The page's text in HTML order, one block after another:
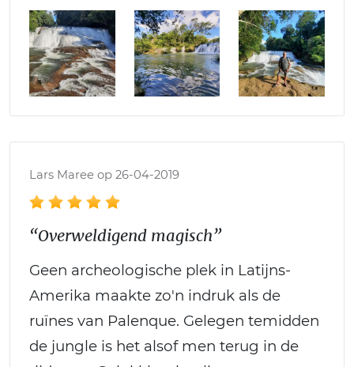
Lars Maree op 26-04-2019
“Overweldigend magisch”
Geen archeologische plek in Latijns-
Amerika maakte zo'n indruk als de
ruïnes van Palenque. Gelegen temidden
de jungle is het alsof men terug in de